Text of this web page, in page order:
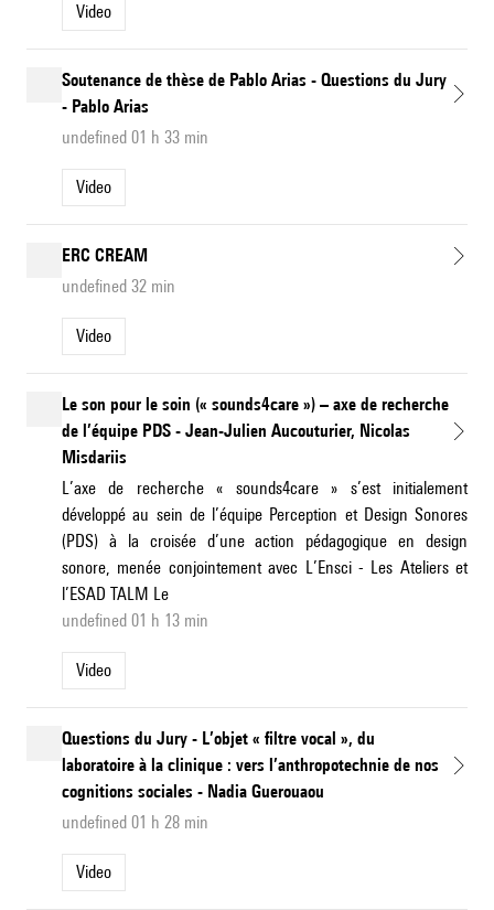
Video
Soutenance de thèse de Pablo Arias - Questions du Jury
- Pablo Arias
undefined 01 h 33 min
Video
ERC CREAM
undefined 32 min
Video
Le son pour le soin (« sounds4care ») – axe de recherche
de l’équipe PDS - Jean-Julien Aucouturier, Nicolas
Misdariis
L’axe de recherche « sounds4care » s’est initialement
développé au sein de l’équipe Perception et Design Sonores
(PDS) à la croisée d’une action pédagogique en design
sonore, menée conjointement avec L’Ensci - Les Ateliers et
l’ESAD TALM Le
undefined 01 h 13 min
Video
Questions du Jury - L’objet « filtre vocal », du
laboratoire à la clinique : vers l’anthropotechnie de nos
cognitions sociales - Nadia Guerouaou
undefined 01 h 28 min
Video